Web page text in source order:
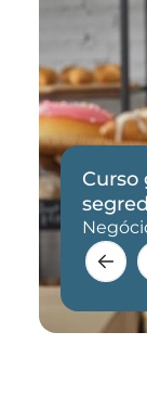
Curso
eficaz